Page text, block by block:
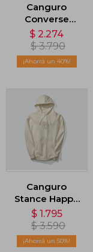
Canguro
Converse
Graphic -
Beige
$ 2.274
$ 3.790
40
Canguro
Stance Happy
Foot - Beige
$ 1.795
$ 3.590
50